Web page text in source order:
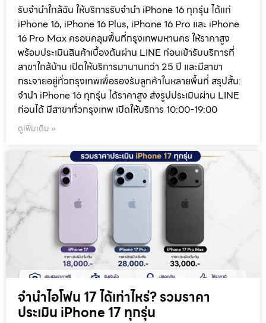
รับจำนำใกล้ฉัน ให้บริการรับจำนำ iPhone 16 ทุกรุ่น ได้แก่
iPhone 16, iPhone 16 Plus, iPhone 16 Pro และ iPhone
16 Pro Max ครอบคลุมพื้นที่กรุงเทพมหานคร ให้ราคาสูง
พร้อมประเมินสินค้าเบื้องต้นผ่าน LINE ก่อนเข้ารับบริการที่
สาขาใกล้บ้าน เปิดให้บริการมานานกว่า 25 ปี และมีสาขา
กระจายอยู่ทั่วกรุงเทพเพื่อรองรับลูกค้าในหลายพื้นที่ สรุปสั้น:
จำนำ iPhone 16 ทุกรุ่น ได้ราคาสูง ส่งรูปประเมินผ่าน LINE
ก่อนได้ มีสาขาทั่วกรุงเทพ เปิดให้บริการ 10:00-19:00
ดูเพิ่มเติม »
จำนำไอโฟน 17 ได้เท่าไหร่? รวมราคา
ประเมิน iPhone 17 ทุกรุ่น